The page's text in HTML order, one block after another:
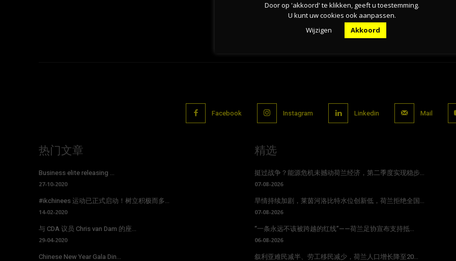
Facebook Instagram Linkedin Mail
热门文章
Business elite releasing ...
27-10-2020
#ikchinees 运动已正式启动！树立积极而多...
14-02-2020
与 CDA 议员 Chris van Dam 的座...
29-04-2020
Chinese New Year Gala Din...
精选
挺过战争？能源危机未撼动荷兰经济，第二季度实现稳步...
07-08-2026
旱情持续加剧，莱茵河洛比特水位创新低，荷兰拒绝全国...
07-08-2026
“一条永远不该被跨越的红线”——荷兰足协宣布支持抵...
06-08-2026
叙利亚难民减半、劳工移民减少，荷兰人口增长降至20...
Door op 'akkoord' te klikken, geeft u toestemming.
U kunt uw cookies ook aanpassen.
Wijzigen
Akkoord